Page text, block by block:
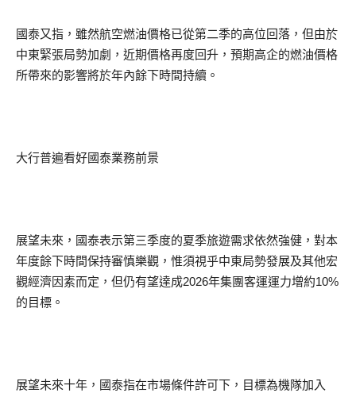
國泰又指，雖然航空燃油價格已從第二季的高位回落，但由於
中東緊張局勢加劇，近期價格再度回升，預期高企的燃油價格
所帶來的影響將於年內餘下時間持續。
大行普遍看好國泰業務前景
展望未來，國泰表示第三季度的夏季旅遊需求依然強健，對本
年度餘下時間保持審慎樂觀，惟須視乎中東局勢發展及其他宏
觀經濟因素而定，但仍有望達成2026年集團客運運力增約10%
的目標。
展望未來十年，國泰指在市場條件許可下，目標為機隊加入